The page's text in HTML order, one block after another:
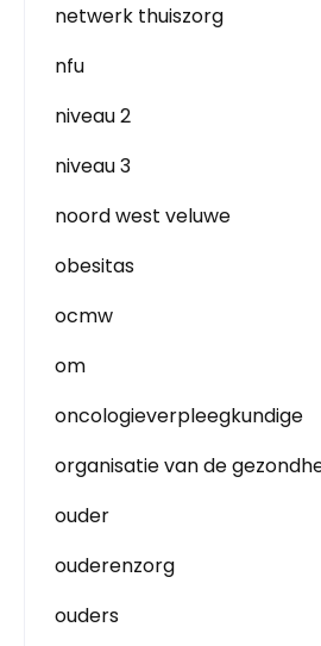
netwerk thuiszorg
nfu
niveau 2
niveau 3
noord west veluwe
obesitas
ocmw
om
oncologieverpleegkundige
organisatie van de
ouder
ouderenzorg
ouders